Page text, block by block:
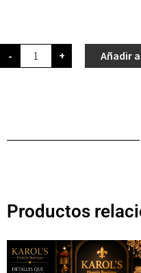
- + Añadir
Productos